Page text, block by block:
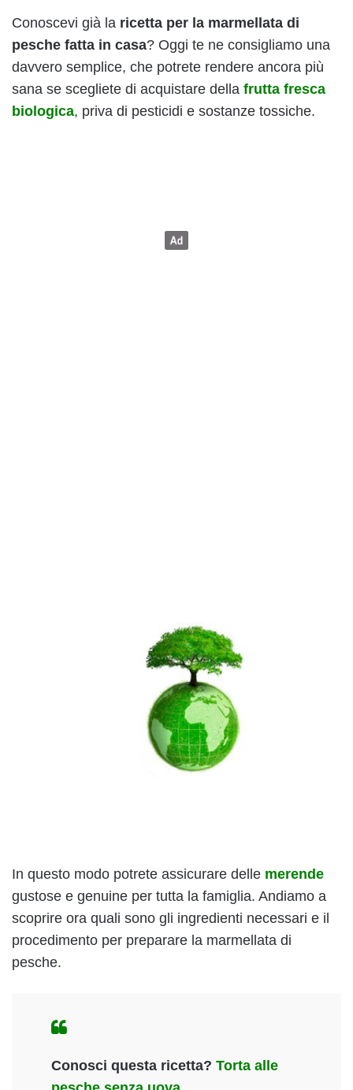
Conoscevi già la ricetta per la marmellata di
pesche fatta in casa? Oggi te ne consigliamo una
davvero semplice, che potrete rendere ancora più
sana se scegliete di acquistare della frutta fresca
biologica, priva di pesticidi e sostanze tossiche.
In questo modo potrete assicurare delle merende
gustose e genuine per tutta la famiglia. Andiamo a
scoprire ora quali sono gli ingredienti necessari e il
procedimento per preparare la marmellata di
pesche.
Conosci questa ricetta? Torta alle